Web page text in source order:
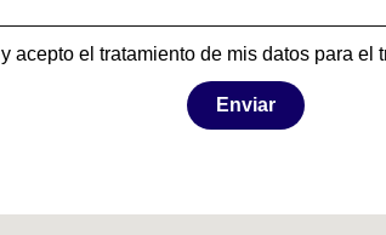
y acepto el tratamiento de mis datos para el
Enviar